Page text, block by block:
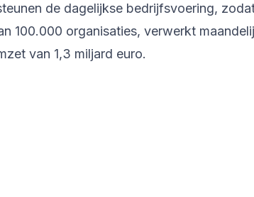
de dagelijkse bedrijfsvoering,
100.000 organisaties, verwerkt
van 1,3 miljard euro.